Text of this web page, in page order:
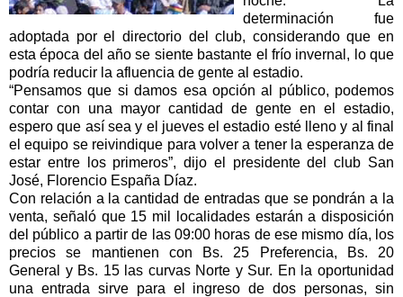
determinación fue
adoptada por el directorio del club, considerando que en
esta época del año se siente bastante el frío invernal, lo que
podría reducir la afluencia de gente al estadio.
“Pensamos que si damos esa opción al público, podemos
contar con una mayor cantidad de gente en el estadio,
espero que así sea y el jueves el estadio esté lleno y al final
el equipo se reivindique para volver a tener la esperanza de
estar entre los primeros”, dijo el presidente del club San
José, Florencio España Díaz.
Con relación a la cantidad de entradas que se pondrán a la
venta, señaló que 15 mil localidades estarán a disposición
del público a partir de las 09:00 horas de ese mismo día, los
precios se mantienen con Bs. 25 Preferencia, Bs. 20
General y Bs. 15 las curvas Norte y Sur. En la oportunidad
una entrada sirve para el ingreso de dos personas, sin